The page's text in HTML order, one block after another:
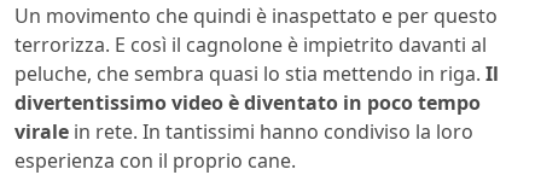
Un movimento che quindi è inaspettato e per questo
terrorizza. E così il cagnolone è impietrito davanti al
peluche, che sembra quasi lo stia mettendo in riga. Il
divertentissimo video è diventato in poco tempo
virale in rete. In tantissimi hanno condiviso la loro
esperienza con il proprio cane.